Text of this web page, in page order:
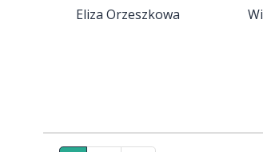
Eliza Orzeszkowa